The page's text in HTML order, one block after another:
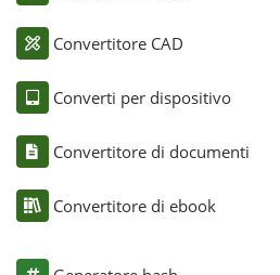
Convertitore CAD
Converti per dispositivo
Convertitore di documenti
Convertitore di ebook